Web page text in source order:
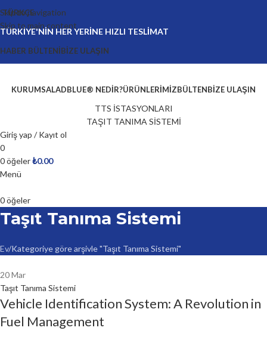
Skip to navigation
Skip to main content
TÜRKÇE
TÜRKİYE'NİN HER YERİNE HIZLI TESLİMAT
HABER BÜLTENIBIZE ULAŞIN
KURUMSALADBLUE® NEDIR?ÜRÜNLERIMIZBÜLTENBIZE ULAŞIN
TTS İSTASYONLARI
TAŞIT TANIMA SİSTEMİ
Giriş yap / Kayıt ol
0
0öğeler₺0.00
Menü
0öğeler
Taşıt Tanıma Sistemi
Ev Kategoriye göre arşivle "Taşıt Tanıma Sistemi"
20Mar
Taşıt Tanıma Sistemi
Vehicle Identification System: A Revolution in
Fuel Management